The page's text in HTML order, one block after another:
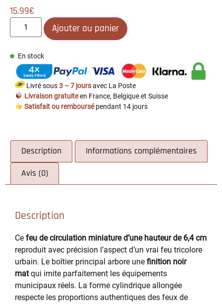
15.99€
Ajouter au panier
En stock
Livré sous3 – 7 joursavec La Poste
Livraison gratuiteen France, Belgique et Suisse
Satisfait ou remboursépendant 14 jours
Description Informations complémentaires
Avis (0)
Description
Ce feu de circulation miniature d’une hauteur de 6,4 cm
reproduit avec précision l’aspect d’un vrai feu tricolore
urbain. Le boîtier principal arbore une finition noir
matqui imite parfaitement les équipements
municipaux réels. La forme cylindrique allongée
respecte les proportions authentiques des feux de